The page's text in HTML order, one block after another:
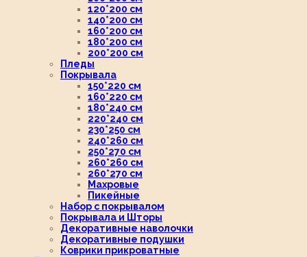
120*200 см
140*200 см
160*200 см
180*200 см
200*200 см
Пледы
Покрывала
150*220 см
160*220 см
180*240 см
220*240 см
230*250 см
240*260 см
250*270 см
260*260 см
260*270 см
Махровые
Пикейные
Набор с покрывалом
Покрывала и Шторы
Декоративные наволочки
Декоративные подушки
Коврики прикроватные